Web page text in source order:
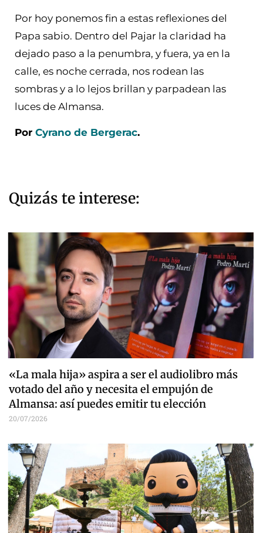
Por hoy ponemos fin a estas reflexiones del
Papa sabio. Dentro del Pajar la claridad ha
dejado paso a la penumbra, y fuera, ya en la
calle, es noche cerrada, nos rodean las
sombras y a lo lejos brillan y parpadean las
luces de Almansa.
Por Cyrano de Bergerac.
Quizás te interese:
«La mala hija» aspira a ser el audiolibro más
votado del año y necesita el empujón de
Almansa: así puedes emitir tu elección
20/07/2026